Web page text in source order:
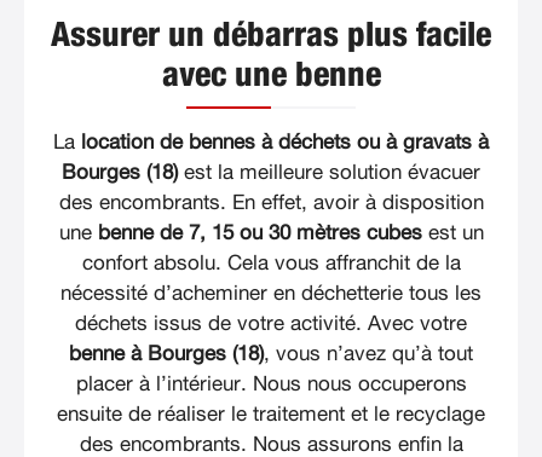
Assurer un débarras plus facile
avec une benne
La location de bennes à déchets ou à gravats à
Bourges (18)est la meilleure solution évacuer
des encombrants. En effet, avoir à disposition
une benne de 7, 15 ou 30 mètres cubesest un
confort absolu. Cela vous affranchit de la
nécessité d’acheminer en déchetterie tous les
déchets issus de votre activité. Avec votre
benne à Bourges (18), vous n’avez qu’à tout
placer à l’intérieur. Nous nous occuperons
ensuite de réaliser le traitement et le recyclage
des encombrants. Nous assurons enfin la